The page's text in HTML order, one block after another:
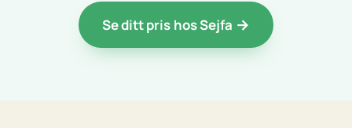
Se ditt pris hos Sejfa